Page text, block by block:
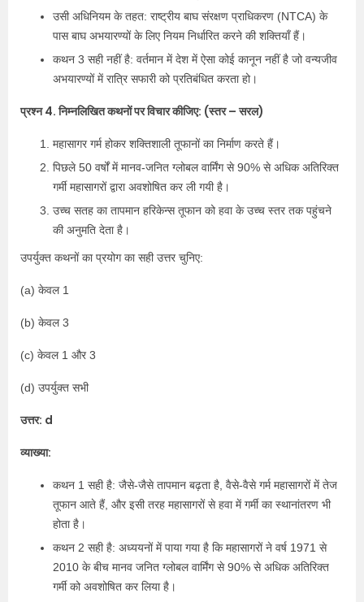
उसी अधिनियम के तहत: राष्ट्रीय बाघ संरक्षण प्राधिकरण (NTCA) के
पास बाघ अभयारण्यों के लिए नियम निर्धारित करने की शक्तियाँ हैं।
कथन 3 सही नहीं है: वर्तमान में देश में ऐसा कोई कानून नहीं है जो वन्यजीव
अभयारण्यों में रात्रि सफारी को प्रतिबंधित करता हो।
प्रश्न 4. निम्नलिखित कथनों पर विचार कीजिए: (स्तर – सरल)
महासागर गर्म होकर शक्तिशाली तूफानों का निर्माण करते हैं।
पिछले 50 वर्षों में मानव-जनित ग्लोबल वार्मिंग से 90% से अधिक अतिरिक्त
गर्मी महासागरों द्वारा अवशोषित कर ली गयी है।
उच्च सतह का तापमान हरिकेन्स तूफान को हवा के उच्च स्तर तक पहुंचने
की अनुमति देता है।
उपर्युक्त कथनों का प्रयोग का सही उत्तर चुनिए:
(a) केवल 1
(b) केवल 3
(c) केवल 1 और 3
(d) उपर्युक्त सभी
उत्तर: d
व्याख्या:
कथन 1 सही है: जैसे-जैसे तापमान बढ़ता है, वैसे-वैसे गर्म महासागरों में तेज
तूफान आते हैं, और इसी तरह महासागरों से हवा में गर्मी का स्थानांतरण भी
होता है।
कथन 2 सही है: अध्ययनों में पाया गया है कि महासागरों ने वर्ष 1971 से
2010 के बीच मानव जनित ग्लोबल वार्मिंग से 90% से अधिक अतिरिक्त
गर्मी को अवशोषित कर लिया है।